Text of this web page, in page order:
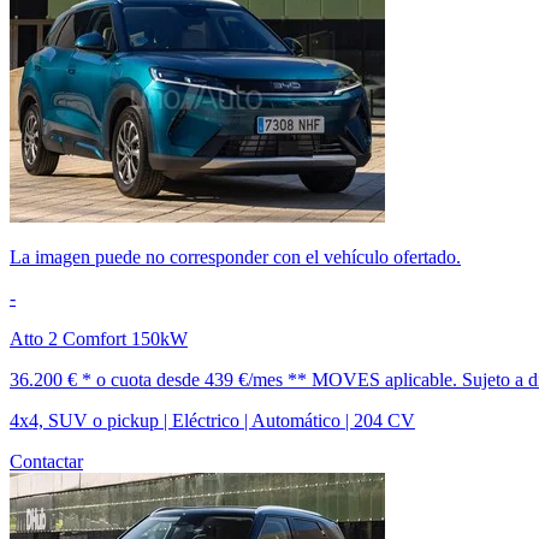
La imagen puede no corresponder con el vehículo ofertado.
-
Atto 2 Comfort 150kW
36.200 € * o cuota desde 439 €/mes ** MOVES aplicable. Sujeto a
4x4, SUV o pickup | Eléctrico | Automático | 204 CV
Contactar